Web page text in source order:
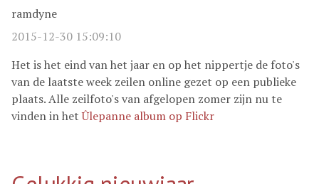
ramdyne
2015-12-30 15:09:10
Het is het eind van het jaar en op het nippertje de foto's
van de laatste week zeilen online gezet op een publieke
plaats. Alle zeilfoto's van afgelopen zomer zijn nu te
vinden in hetÛlepanne album op Flickr